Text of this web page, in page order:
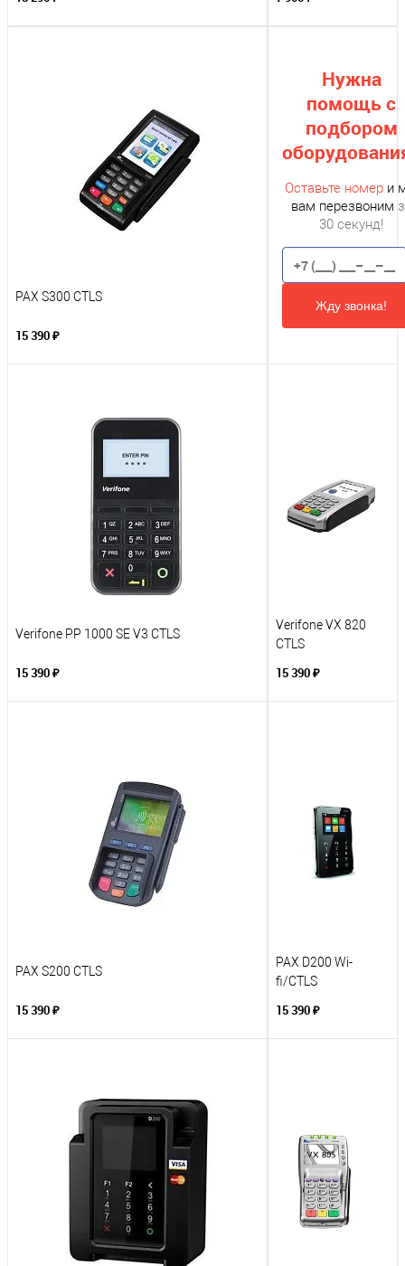
PAX S300 CTLS
15 390 ₽
Нужна
помощь с
подбором
Оставьте номер и
вам перезвоним
30 секунд!
Жду звонка!
Verifone PP 1000 SE V3 CTLS
15 390 ₽
Verifone VX 820
CTLS
15 390 ₽
PAX S200 CTLS
15 390 ₽
PAX D200 Wi-
fi/CTLS
15 390 ₽